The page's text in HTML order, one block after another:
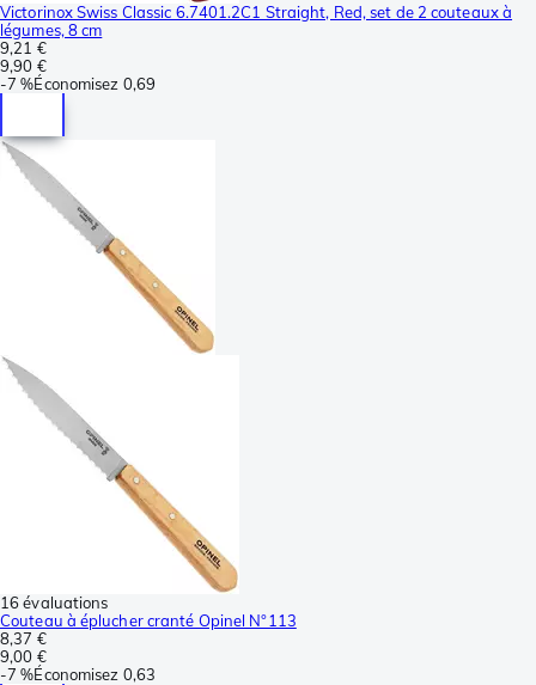
Victorinox Swiss Classic 6.7401.2C1 Straight, Red, set de 2 couteaux à
légumes, 8 cm
9,21 €
9,90 €
-7 %Économisez 0,69
16 évaluations
Couteau à éplucher cranté Opinel N°113
8,37 €
9,00 €
-7 %Économisez 0,63